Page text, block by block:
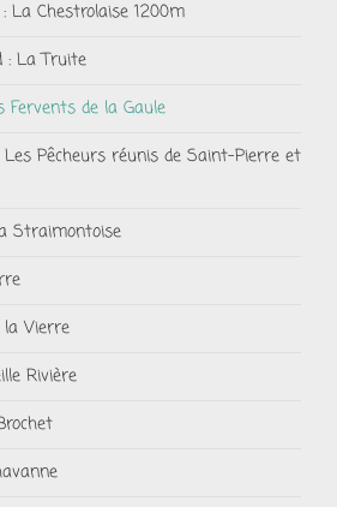
La Chestrolaise 1200m
: La Truite
Fervents de la Gaule
Pêcheurs réunis de Saint-Pierre et
Straimontoise
la Vierre
Rivière